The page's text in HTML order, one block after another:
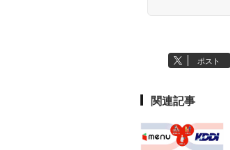
ポスト
関連記事